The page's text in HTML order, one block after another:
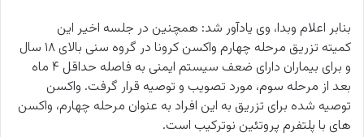
بنابر اعلام وبدا، وی یادآور شد: همچنین در جلسه اخیر این
کمیته تزریق مرحله چهارم واکسن کرونا در گروه سنی بالای ۱۸ سال
و برای بیماران دارای ضعف سیستم ایمنی به فاصله حداقل ۴ ماه
بعد از مرحله سوم، مورد تصویب و توصیه قرار گرفت. واکسن
توصیه شده برای تزریق به این افراد به عنوان مرحله چهارم، واکسن
های با پلتفرم پروتئین نوترکیب است.